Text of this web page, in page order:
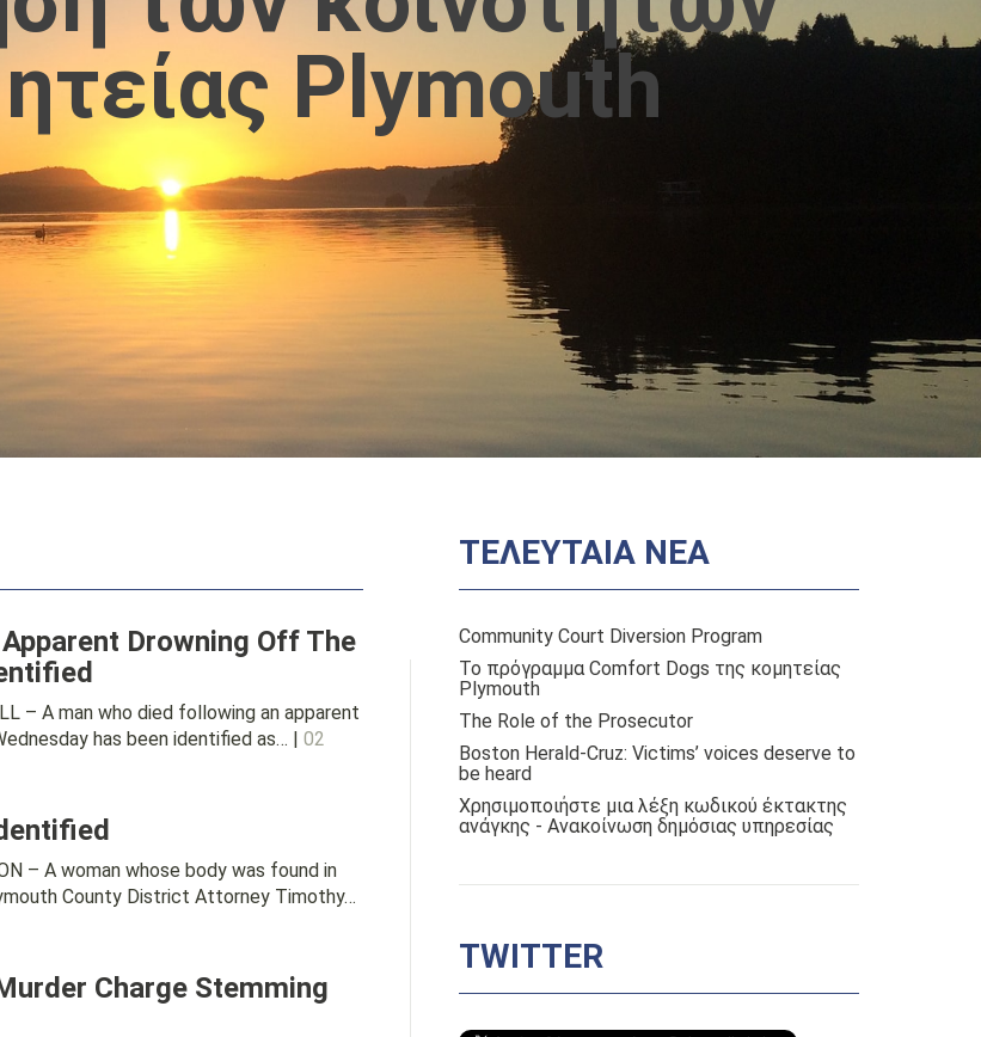
Plymouth
Drowning Off The
– A man who died following an apparent
has been identified as… | 02
– A woman whose body was found in
County District Attorney Timothy…
Charge Stemming
ΤΕΛΕΥΤΑΙΑ ΝΕΑ
Community Court Diversion Program
Το πρόγραμμα Comfort Dogs της κομητείας
Plymouth
The Role of the Prosecutor
Boston Herald-Cruz: Victims’ voices deserve to
be heard
Χρησιμοποιήστε μια λέξη κωδικού έκτακτης
ανάγκης - Ανακοίνωση δημόσιας υπηρεσίας
TWITTER